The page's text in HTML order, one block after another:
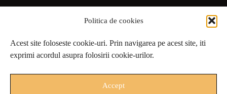
Politica de cookies
Acest site foloseste cookie-uri. Prin navigarea pe acest site, iti
exprimi acordul asupra folosirii cookie-urilor.
Accept